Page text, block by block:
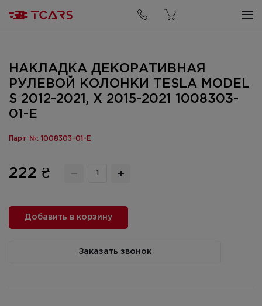
НАКЛАДКА ДЕКОРАТИВНАЯ
РУЛЕВОЙ КОЛОНКИ TESLA MODEL
S 2012-2021, X 2015-2021 1008303-
01-E
Парт №: 1008303-01-E
222 ₴
Добавить в корзину
Заказать звонок